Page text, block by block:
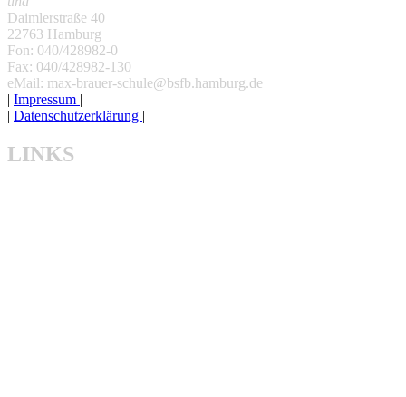
Daimlerstraße 40
22763 Hamburg
Fon: 040/428982-0
Fax: 040/428982-130
eMail: max-brauer-schule@bsfb.hamburg.de
| Impressum |
| Datenschutzerklärung |
LINKS